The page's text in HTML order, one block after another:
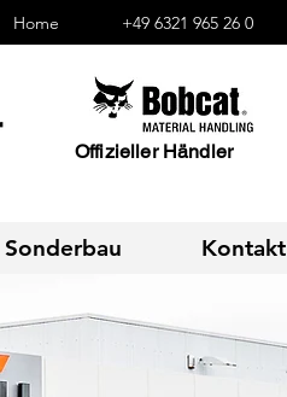
Home +49 6321 965 26 0
Offizieller Händler
Sonderbau Kontakt